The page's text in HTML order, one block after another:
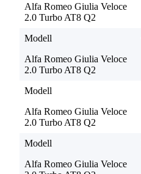
Alfa Romeo Giulia Veloce
2.0 Turbo AT8 Q2
Modell
Alfa Romeo Giulia Veloce
2.0 Turbo AT8 Q2
Modell
Alfa Romeo Giulia Veloce
2.0 Turbo AT8 Q2
Modell
Alfa Romeo Giulia Veloce